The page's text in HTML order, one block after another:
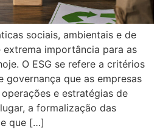
sociais, ambientais e de
extrema importância para as
O ESG se refere a critérios
governança que as empresas
e estratégias de
a formalização das
que […]